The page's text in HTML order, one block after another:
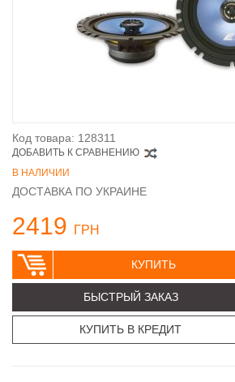
Код товара: 128311
ДОБАВИТЬ К СРАВНЕНИЮ
В НАЛИЧИИ
ДОСТАВКА ПО УКРАИНЕ
2419 ГРН
КУПИТЬ
БЫСТРЫЙ ЗАКАЗ
КУПИТЬ В КРЕДИТ